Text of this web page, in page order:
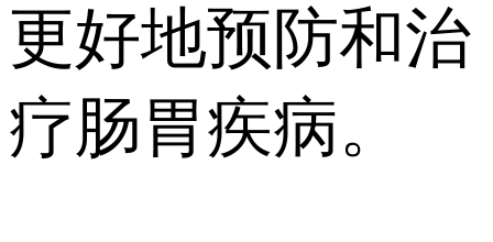
更好地预防和治
疗肠胃疾病。